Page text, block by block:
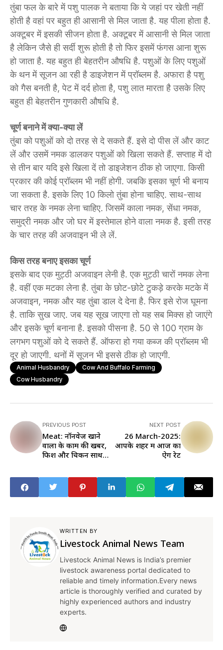
तुंबा फल के बारे में पशु पालक ने बताया कि ये जहां पर खेती नहीं
होती है वहां पर बहुत ही आसानी से मिल जाता है. यह पीला होता है.
अक्टूबर में इसकी सीजन होता है. अक्टूबर में आसानी से मिल जाता
है लेकिन जैसे ही सर्दी शुरू होती है तो फिर इसमें फंगस आना शुरू
हो जाता है. यह बहुत ही बेहतरीन औषधि है. पशुओं के लिए पशुओं
के थन में सूजन आ रही है डाइजेशन में प्रॉब्लम है. अफारा है पशु
को गैस बनती है, पेट में दर्द होता है, पशु लात मारता है उसके लिए
बहुत ही बेहतरीन गुणकारी औषधि है.
चूर्ण बनाने में क्या-क्या लें
तुंबा को पशुओं को दो तरह से दे सकते हैं. इसे दो पीस लें और काट
लें और उसमें नमक डालकर पशुओं को खिला सकते हैं. सप्ताह में दो
से तीन बार यदि इसे खिला दें तो डाइजेशन ठीक हो जाएगा. किसी
प्रकार की कोई प्रॉब्लम भी नहीं होगी. जबकि इसका चूर्ण भी बनाय
जा सकता है. इसके लिए 10 किलो तुंबा होना चाहिए. साथ-साथ
चार तरह के नमक लेना चाहिए. जिसमें काला नमक, सेंधा नमक,
समुद्री नमक और जो घर में इस्तेमाल होने वाला नमक है. इसी तरह
के चार तरह की अजवाइन भी ले लें.
किस तरह बनाए इसका चूर्ण
इसके बाद एक मुट्ठी अजवाइन लेनी है. एक मुट्ठी चारों नमक लेना
है. वहीं एक मटका लेना है. तुंबा के छोट-छोटे टुकड़े करके मटके में
अजवाइन, नमक और यह तुंबा डाल दे देना है. फिर इसे रोज घूमना
है. ताकि सुख जाए. जब यह सूख जाएगा तो यह सब मिक्स हो जाएंगे
और इसके चूर्ण बनाना है. इसको पीसना है. 50 से 100 ग्राम के
लगभग पशुओं को दे सकते हैं. ऑफरा हो गया कब्ज की प्रॉब्लम भी
दूर हो जाएगी. थनों में सूजन भी इससे ठीक हो जाएगी.
Animal Husbandry
Cow And Buffalo Farming
Cow Husbandry
PREVIOUS POST
Meat: नॉनवेज खाने
वालों के काम की खबर,
फिश और चिकन साथ
NEXT POST
26 March-2025:
आपके शहर में आज का
ऐग रेट
WRITTEN BY
Livestock Animal News Team
Livestock Animal News is India’s premier
livestock awareness portal dedicated to
reliable and timely information.Every news
article is thoroughly verified and curated by
highly experienced authors and industry
experts.